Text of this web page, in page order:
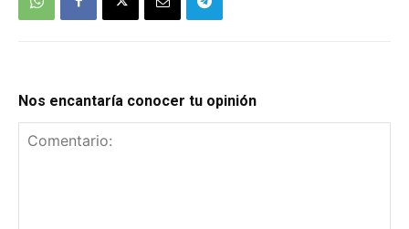
Nos encantaría conocer tu opinión